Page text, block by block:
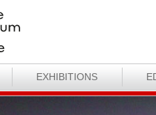
EXHIBITIONS